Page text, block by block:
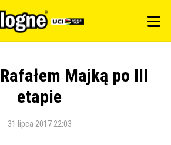
Majką po III
etapie
31 lipca 2017 22:03